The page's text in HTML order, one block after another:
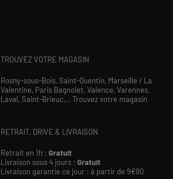
TROUVEZ VOTRE MAGASIN
Rosny-sous-Bois, Saint-Quentin, Marseille / La
Valentine, Paris Bagnolet, Valence, Varennes,
Laval, Saint-Brieuc... Trouvez votre magasin
RETRAIT, DRIVE & LIVRAISON
Retrait en 1h : Gratuit
Livraison sous 4 jours : Gratuit
Livraison garantie ce jour : à partir de 9€90